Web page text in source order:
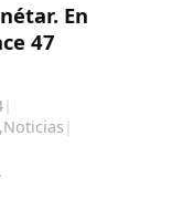
En
47
|
,Noticias |